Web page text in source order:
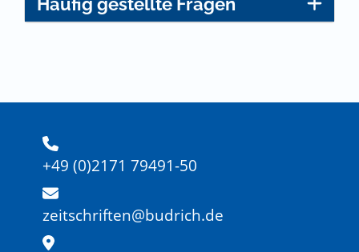
+49 (0)2171 79491-50
zeitschriften@budrich.de